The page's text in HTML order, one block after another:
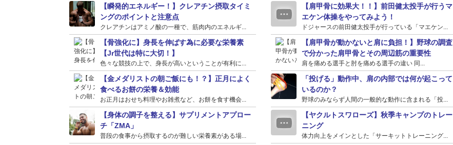
【瞬発的エネルギー！】クレアチン摂取タイミ
ングのポイントと注意点
クレアチンはアミノ酸の一種で、筋肉内のエネルギ...
【骨強化に】身長を伸ばす為に必要な栄養素
【Jr世代は特に大切！】
色々な競技の上で、身長が高いということが有利に...
【金メダリストの朝ご飯にも！？】正月によく
食べるお餅の栄養＆効能
お正月はおせち料理やお雑煮など、お餅を食す機会...
【身体の調子を整える】サプリメントアプロー
チ「ZMA」
普段の食事から摂取するのが難しい栄養素がある場...
【肩甲骨に効果大！！】前田健太投手が行うマ
エケン体操をやってみよう！
ドジャースの前田健太投手が行っている「マエケン...
【肩甲骨が動かないと肩に負担！】野球の調査
で分かった肩甲骨とその周辺筋の重要性
肩を痛める選手と肘を痛める選手の違い 同...
「投げる」動作中、肩の内部では何が起こって
いるのか？
野球のみならず人間の一般的な動作に含まれる「投...
【ヤクルトスワローズ】秋季キャンプのトレー
ニング
体力向上をメインとした「サーキットトレーニング...